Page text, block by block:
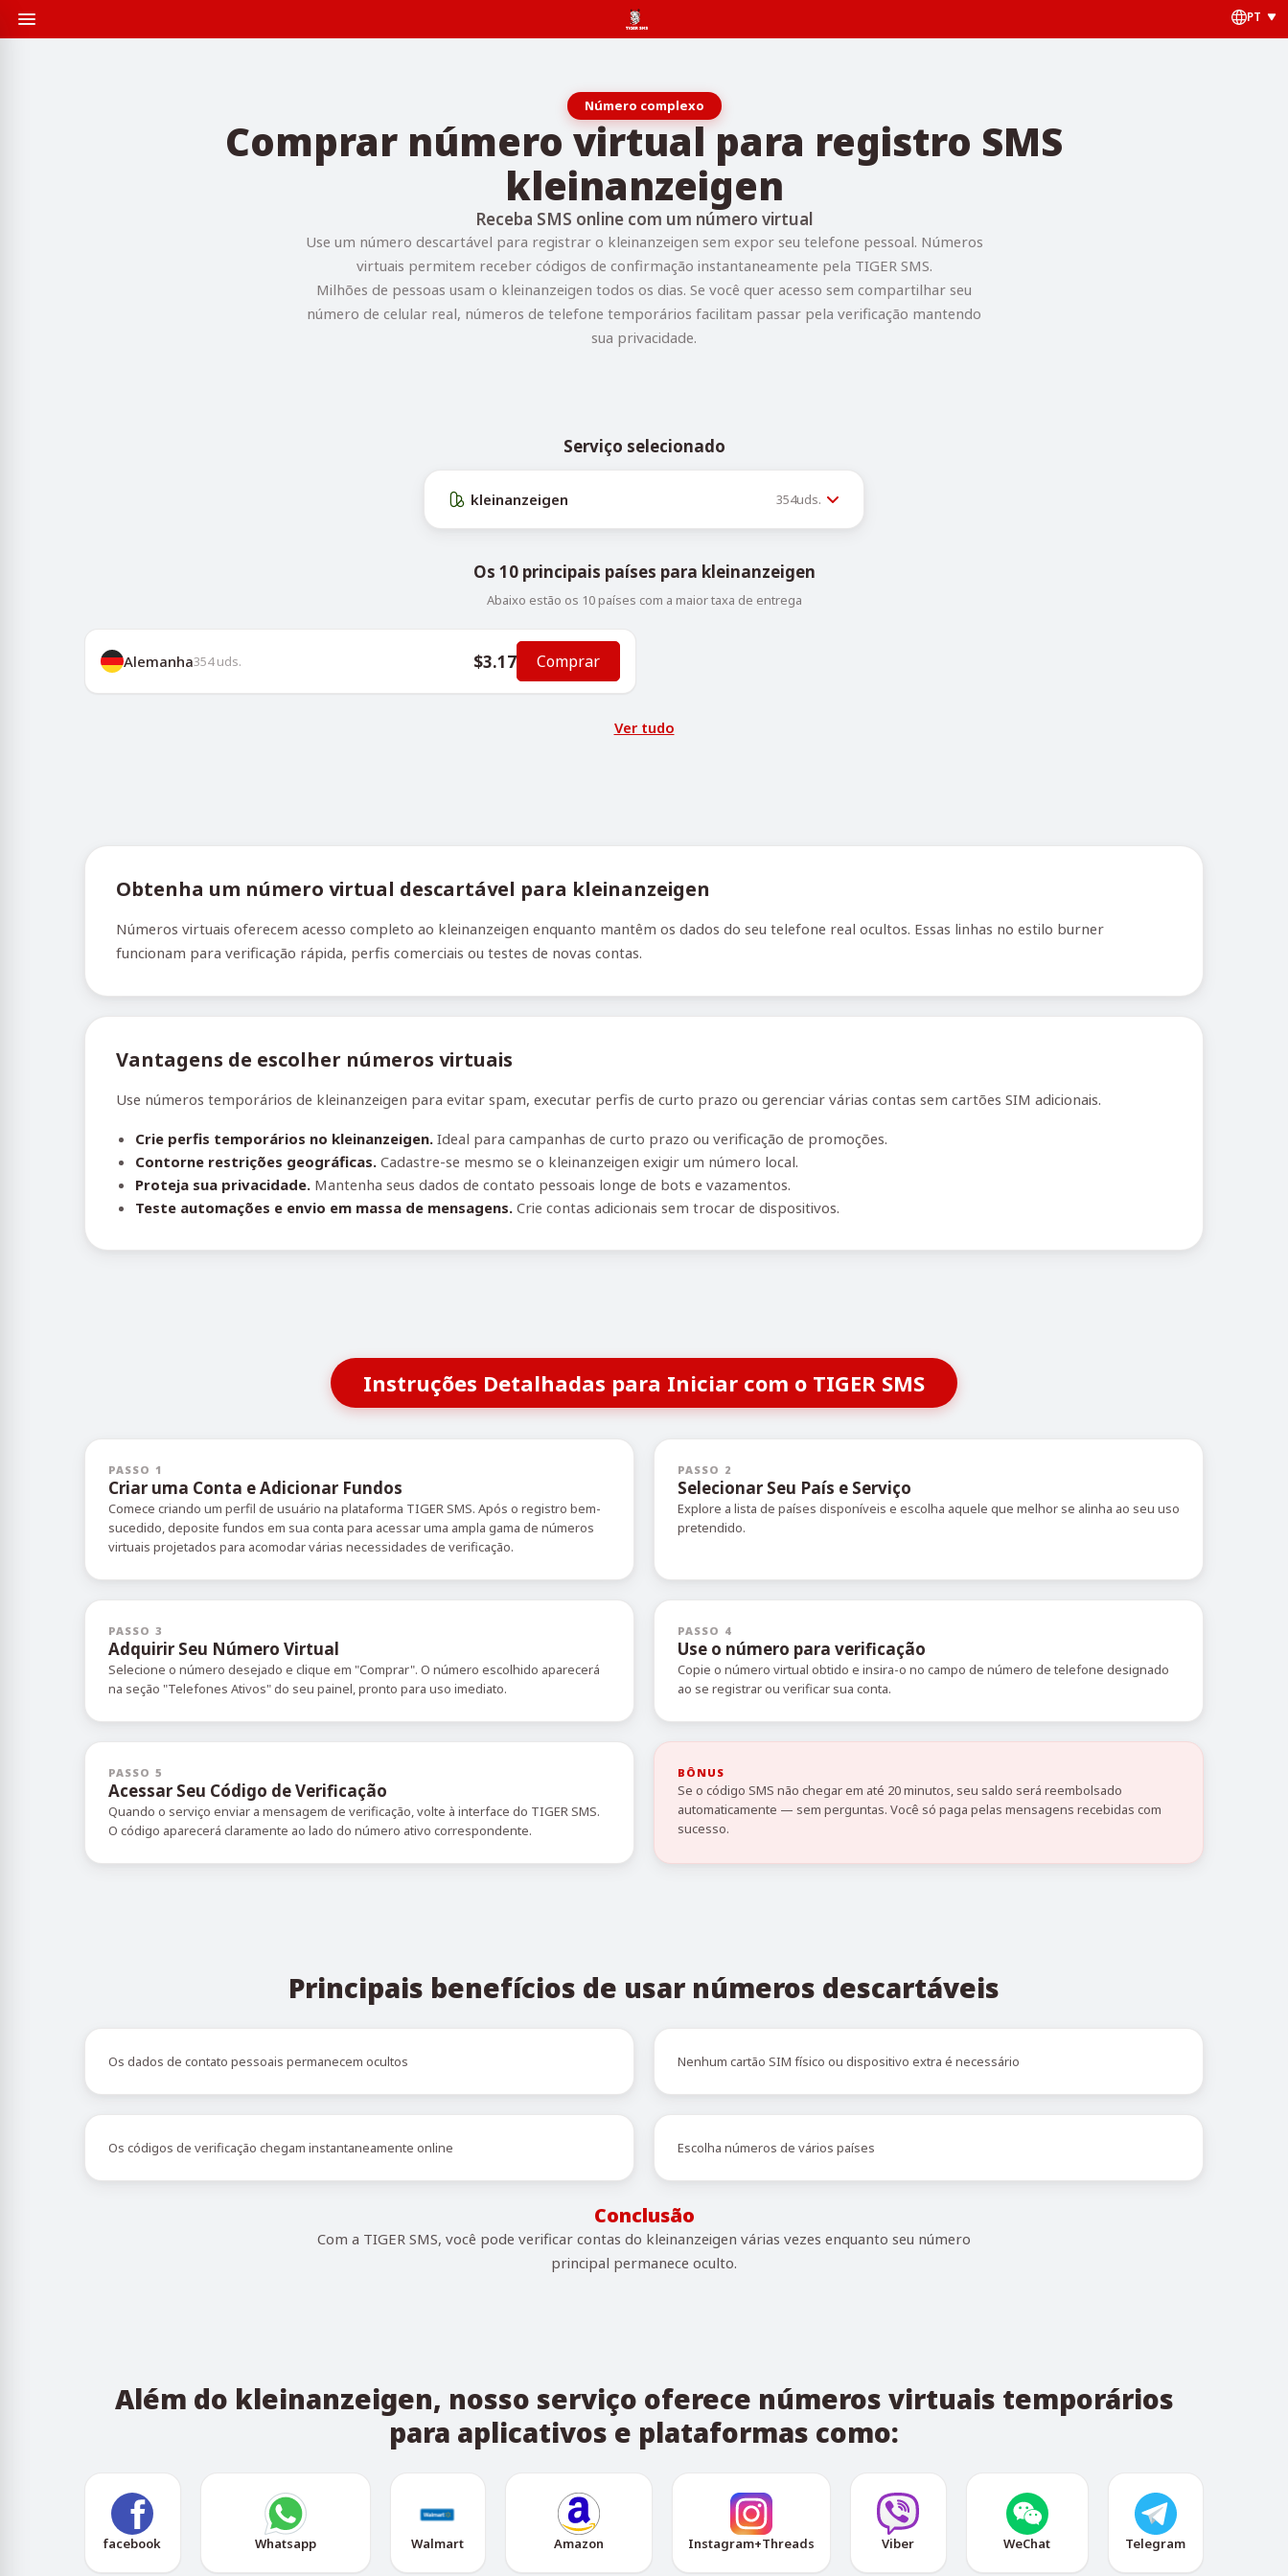
PT
Número complexo
Comprar número virtual para registro SMS
kleinanzeigen
Receba SMS online com um número virtual
Use um número descartável para registrar o kleinanzeigen sem expor seu telefone pessoal. Números
virtuais permitem receber códigos de confirmação instantaneamente pela TIGER SMS.
Milhões de pessoas usam o kleinanzeigen todos os dias. Se você quer acesso sem compartilhar seu
número de celular real, números de telefone temporários facilitam passar pela verificação mantendo
sua privacidade.
Serviço selecionado
kleinanzeigen 354uds.
Os 10 principais países para kleinanzeigen
Abaixo estão os 10 países com a maior taxa de entrega
Alemanha354uds. $3.17 Comprar
Ver tudo
Obtenha um número virtual descartável para kleinanzeigen
Números virtuais oferecem acesso completo ao kleinanzeigen enquanto mantêm os dados do seu telefone real ocultos. Essas linhas no estilo burner
funcionam para verificação rápida, perfis comerciais ou testes de novas contas.
Vantagens de escolher números virtuais
Use números temporários de kleinanzeigen para evitar spam, executar perfis de curto prazo ou gerenciar várias contas sem cartões SIM adicionais.
Crie perfis temporários no kleinanzeigen. Ideal para campanhas de curto prazo ou verificação de promoções.
Contorne restrições geográficas. Cadastre-se mesmo se o kleinanzeigen exigir um número local.
Proteja sua privacidade. Mantenha seus dados de contato pessoais longe de bots e vazamentos.
Teste automações e envio em massa de mensagens. Crie contas adicionais sem trocar de dispositivos.
Instruções Detalhadas para Iniciar com o TIGER SMS
PASSO 1
Criar uma Conta e Adicionar Fundos
Comece criando um perfil de usuário na plataforma TIGER SMS. Após o registro bem-
sucedido, deposite fundos em sua conta para acessar uma ampla gama de números
virtuais projetados para acomodar várias necessidades de verificação.
PASSO 2
Selecionar Seu País e Serviço
Explore a lista de países disponíveis e escolha aquele que melhor se alinha ao seu uso
pretendido.
PASSO 3
Adquirir Seu Número Virtual
Selecione o número desejado e clique em "Comprar". O número escolhido aparecerá
na seção "Telefones Ativos" do seu painel, pronto para uso imediato.
PASSO 4
Use o número para verificação
Copie o número virtual obtido e insira-o no campo de número de telefone designado
ao se registrar ou verificar sua conta.
PASSO 5
Acessar Seu Código de Verificação
Quando o serviço enviar a mensagem de verificação, volte à interface do TIGER SMS.
O código aparecerá claramente ao lado do número ativo correspondente.
BÔNUS
Se o código SMS não chegar em até 20 minutos, seu saldo será reembolsado
automaticamente — sem perguntas. Você só paga pelas mensagens recebidas com
sucesso.
Principais benefícios de usar números descartáveis
Os dados de contato pessoais permanecem ocultos Nenhum cartão SIM físico ou dispositivo extra é necessário
Os códigos de verificação chegam instantaneamente online Escolha números de vários países
Conclusão
Com a TIGER SMS, você pode verificar contas do kleinanzeigen várias vezes enquanto seu número
principal permanece oculto.
Além do kleinanzeigen, nosso serviço oferece números virtuais temporários
para aplicativos e plataformas como:
facebook Whatsapp Walmart Amazon Instagram+Threads Viber WeChat Telegram